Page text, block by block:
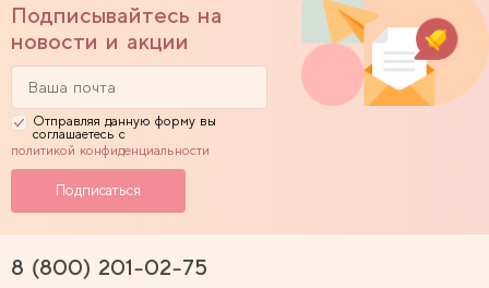
Подписывайтесь на
новости и акции
Отправляя данную форму вы
соглашаетесь с
политикой конфиденциальности
8 (800) 201-02-75